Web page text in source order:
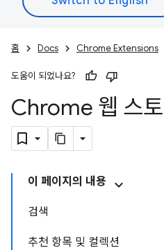
홈 Docs Chrome Extensions
도움이 되었나요?
Chrome 웹 스
이 페이지의 내용
검색
추천 항목 및 컬렉션